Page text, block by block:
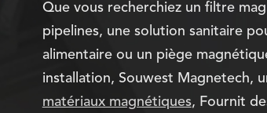
Que vous recherchiez un filtre
pipelines, une solution sanitaire
alimentaire ou un piège
installation, Souwest Magnetech,
matériaux magnétiques, Fournit